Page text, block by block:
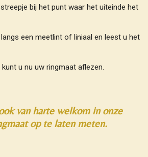
bij het punt waar het uiteinde het
een meetlint of liniaal en leest u het
u nu uw ringmaat aflezen.
van harte welkom in onze
op te laten meten.